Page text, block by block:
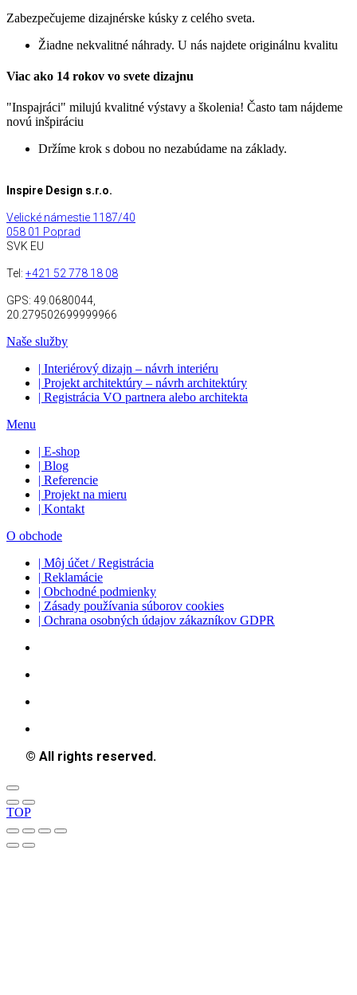
Zabezpečujeme dizajnérske kúsky z celého sveta.
Žiadne nekvalitné náhrady. U nás najdete originálnu kvalitu
Viac ako 14 rokov vo svete dizajnu
"Inspajráci" milujú kvalitné výstavy a školenia! Často tam nájdeme
novú inšpiráciu
Držíme krok s dobou no nezabúdame na základy.
Inspire Design s.r.o.
Velické námestie 1187/40
058 01 Poprad
SVK EU
Tel: +421 52 778 18 08
GPS: 49.0680044,
20.279502699999966
Naše služby
| Interiérový dizajn – návrh interiéru
| Projekt architektúry – návrh architektúry
| Registrácia VO partnera alebo architekta
Menu
| E-shop
| Blog
| Referencie
| Projekt na mieru
| Kontakt
O obchode
| Môj účet / Registrácia
| Reklamácie
| Obchodné podmienky
| Zásady používania súborov cookies
| Ochrana osobných údajov zákazníkov GDPR
© All rights reserved.
TOP